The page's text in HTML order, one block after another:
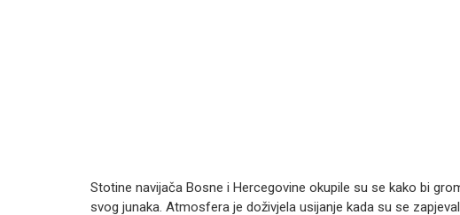
Stotine navijača Bosne i Hercegovine okupile su se kako bi
svog junaka. Atmosfera je doživjela usijanje kada su se